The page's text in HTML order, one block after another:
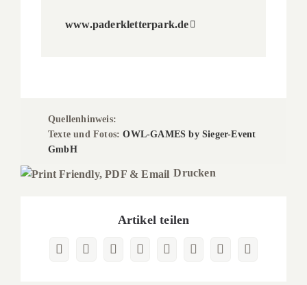
www.paderkletterpark.de
Quellenhinweis:
Texte und Fotos: OWL-GAMES by Sieger-Event
GmbH
Drucken
Artikel teilen
Facebook
X RedditLinkedInWhatsApp
Pinterest
Vk
E-